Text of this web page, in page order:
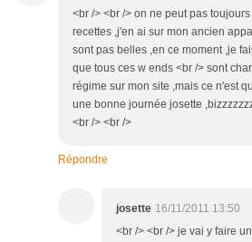
<br /> <br /> on ne peut pas
recettes ,j'en ai sur mon ancien
sont pas belles ,en ce moment ,je
que tous ces w ends <br /> sont
régime sur mon site ,mais ce n'est
une bonne journée josette
<br /> <br />
Répondre
josette 16/11/2011 13:50
<br /> <br /> je vai y faire